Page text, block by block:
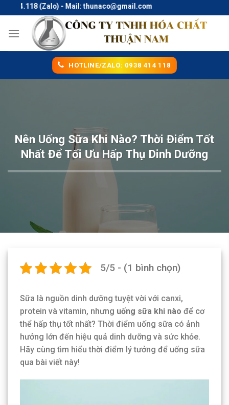
to
content
(Zalo) - Mail: thunaco@gmail.com
HOTLINE/ZALO: 0938 414 118
Nên Uống Sữa Khi Nào? Thời Điểm Tốt
Nhất Để Tối Ưu Hấp Thụ Dinh Dưỡng
5/5 - (1 bình chọn)
Sữa là nguồn dinh dưỡng tuyệt vời với canxi,
protein và vitamin, nhưng uống sữa khi nào để cơ
thể hấp thụ tốt nhất? Thời điểm uống sữa có ảnh
hưởng lớn đến hiệu quả dinh dưỡng và sức khỏe.
Hãy cùng tìm hiểu thời điểm lý tưởng để uống sữa
qua bài viết này!